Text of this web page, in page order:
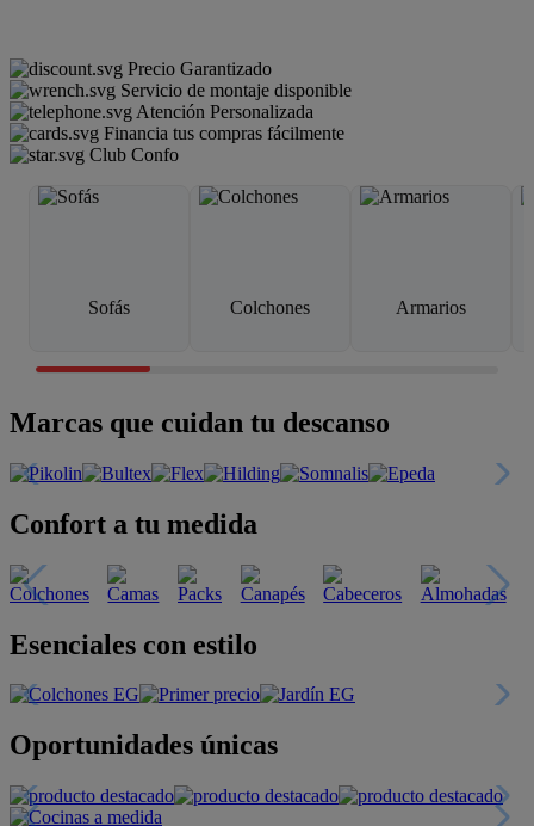
Precio Garantizado
Servicio de montaje disponible
Atención Personalizada
Financia tus compras fácilmente
Club Confo
Sofás Colchones Armarios
Marcas que cuidan tu descanso
Confort a tu medida
Esenciales con estilo
Oportunidades únicas